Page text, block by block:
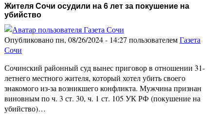
Жителя Сочи осудили на 6 лет за покушение на
убийство
Опубликовано пн, 08/26/2024 - 14:27 пользователемГазета
Сочи
Сочинский районный суд вынес приговор в отношении 31-
летнего местного жителя, который хотел убить своего
знакомого из-за возникшего конфликта. Мужчина признан
виновным по ч. 3 ст. 30, ч. 1 ст. 105 УК РФ (покушение на
убийство)…